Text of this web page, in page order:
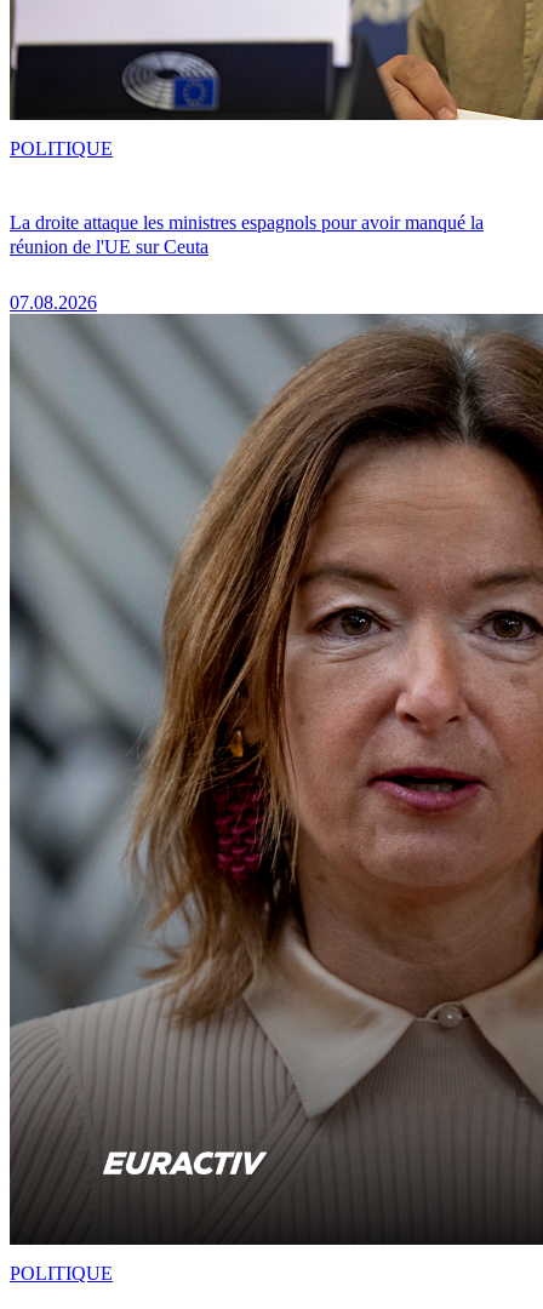
La droite attaque les ministres espagnols pour avoir manqué la
réunion de l'UE sur Ceuta
07.08.2026
POLITIQUE
POLITIQUE